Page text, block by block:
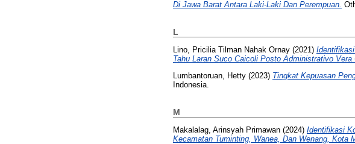
Di Jawa Barat Antara Laki-Laki Dan Perempuan.
L
Lino, Pricilia Tilman Nahak Ornay (2021)
Tahu Laran Suco Caicoli Posto Administrativo
Lumbantoruan, Hetty (2023) Tingkat Kepuasan
Indonesia.
M
Makalalag, Arinsyah Primawan (2024) Identifikasi
Kecamatan Tuminting, Wanea, Dan Wenang, Kota